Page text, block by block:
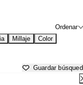
Ordenar
Millaje Color
Guardar